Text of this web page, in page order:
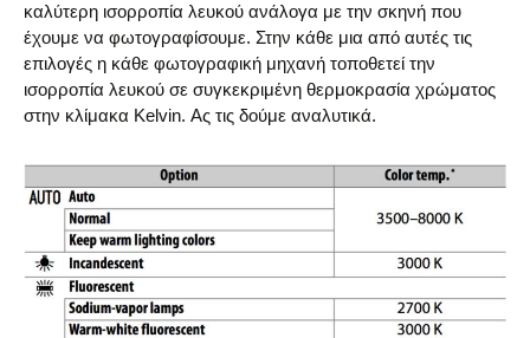
καλύτερη ισορροπία λευκού ανάλογα με την σκηνή που
έχουμε να φωτογραφίσουμε. Στην κάθε μια από αυτές τις
επιλογές η κάθε φωτογραφική μηχανή τοποθετεί την
ισορροπία λευκού σε συγκεκριμένη θερμοκρασία χρώματος
στην κλίμακα Kelvin. Ας τις δούμε αναλυτικά.